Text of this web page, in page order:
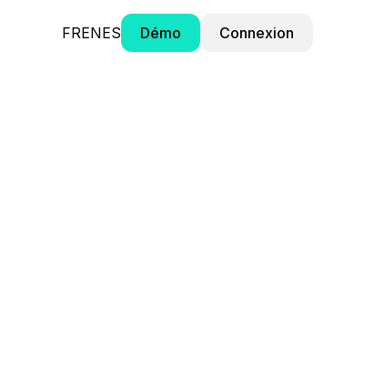
FRENES Démo Connexion